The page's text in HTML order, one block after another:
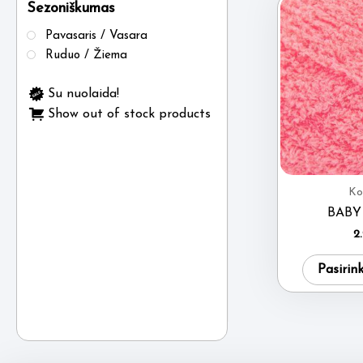
Sezoniškumas
Pavasaris / Vasara
Ruduo / Žiema
Su nuolaida!
Show out of stock products